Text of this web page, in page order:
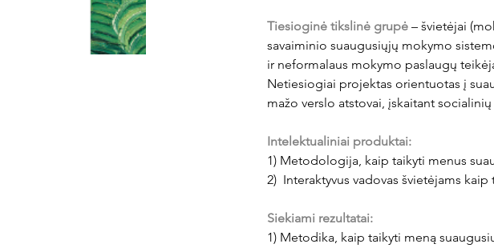
Tiesioginė tikslinė grupė – švietėjai
savaiminio suaugusiųjų mokymo
ir neformalaus mokymo paslaugų
Netiesiogiai projektas orientuotas į
mažo verslo atstovai, įskaitant socialinių
Intelektualiniai produktai:
1) Metodologija, kaip taikyti menus
2)  Interaktyvus vadovas švietėjams
Siekiami rezultatai:
1) Metodika, kaip taikyti meną